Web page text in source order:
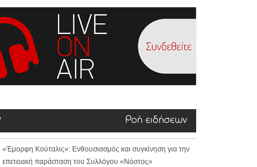
Ροή ειδήσεων
«Έμορφη Κούταλις»: Ενθουσιασμός και συγκίνηση για την
επετειακή παράσταση του Συλλόγου «Νόστος»